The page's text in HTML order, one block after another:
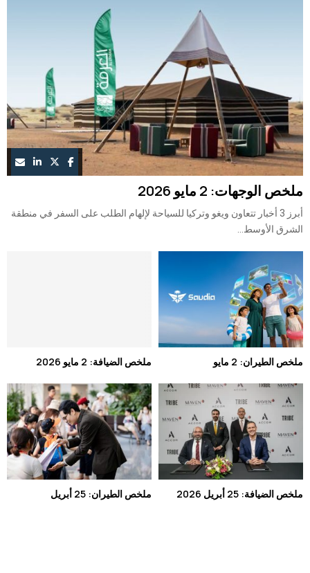
ملخص الوجهات: 2 مايو 2026
أبرز 3 أخبار تتعاون ويغو وتركيا للسياحة لإلهام الطلب على السفر في منطقة
الشرق الأوسط...
ملخص الضيافة: 2 مايو 2026 ملخص الطيران: 2 مايو
ملخص الطيران: 25 أبريل ملخص الضيافة: 25 أبريل 2026